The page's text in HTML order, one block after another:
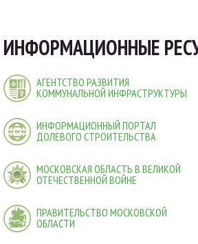
ИНФОРМАЦИОННЫЕ
АГЕНТСТВО РАЗВИТИЯ
КОММУНАЛЬНОЙ ИНФРАСТРУКТУРЫ
ИНФОРМАЦИОННЫЙ ПОРТАЛ
ДОЛЕВОГО СТРОИТЕЛЬСТВА
МОСКОВСКАЯ ОБЛАСТЬ В ВЕЛИКОЙ
ОТЕЧЕСТВЕННОЙ ВОЙНЕ
ПРАВИТЕЛЬСТВО МОСКОВСКОЙ
ОБЛАСТИ